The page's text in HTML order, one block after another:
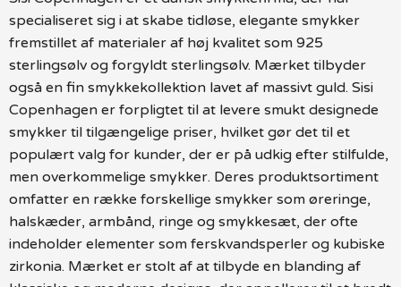
specialiseret sig i at skabe tidløse, elegante smykker
fremstillet af materialer af høj kvalitet som 925
sterlingsølv og forgyldt sterlingsølv. Mærket tilbyder
også en fin smykkekollektion lavet af massivt guld. Sisi
Copenhagen er forpligtet til at levere smukt designede
smykker til tilgængelige priser, hvilket gør det til et
populært valg for kunder, der er på udkig efter stilfulde,
men overkommelige smykker. Deres produktsortiment
omfatter en række forskellige smykker som øreringe,
halskæder, armbånd, ringe og smykkesæt, der ofte
indeholder elementer som ferskvandsperler og kubiske
zirkonia. Mærket er stolt af at tilbyde en blanding af